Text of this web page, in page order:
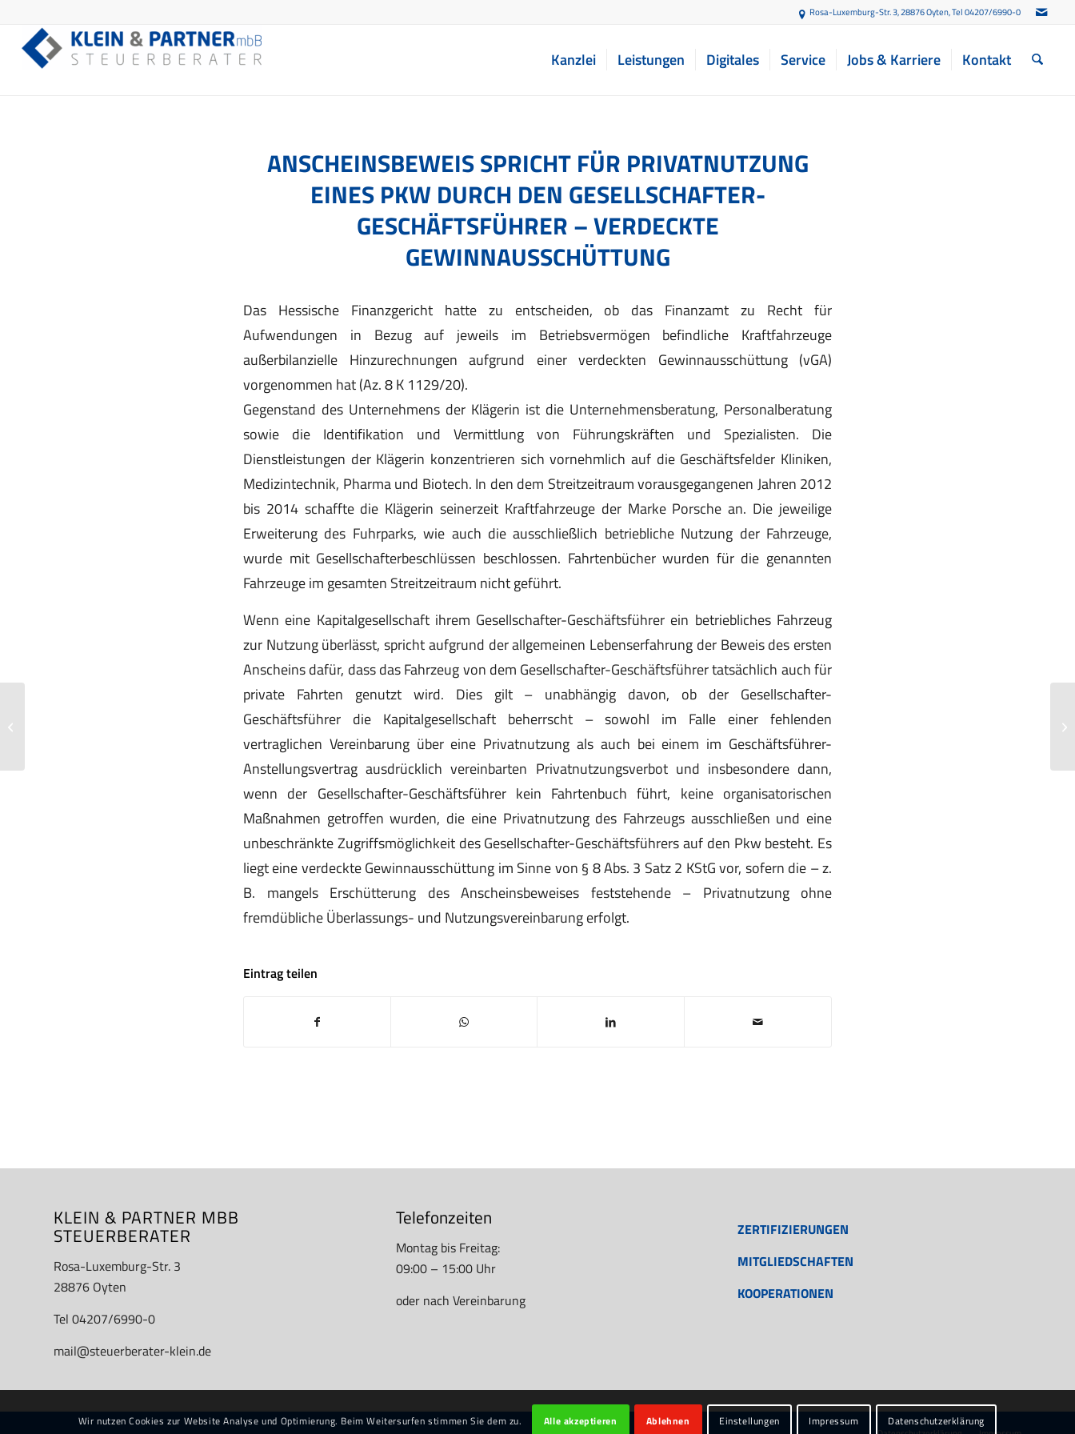
Rosa-Luxemburg-Str. 3, 28876 Oyten, Tel 04207/6990-0
Kanzlei Leistungen Digitales Service Jobs & Karriere Kontakt
ANSCHEINSBEWEIS SPRICHT FÜR PRIVATNUTZUNG
EINES PKW DURCH DEN GESELLSCHAFTER-
GESCHÄFTSFÜHRER – VERDECKTE
GEWINNAUSSCHÜTTUNG
Das Hessische Finanzgericht hatte zu entscheiden, ob das Finanzamt zu Recht für
Aufwendungen in Bezug auf jeweils im Betriebsvermögen befindliche Kraftfahrzeuge
außerbilanzielle Hinzurechnungen aufgrund einer verdeckten Gewinnausschüttung (vGA)
vorgenommen hat (Az. 8 K 1129/20).
Gegenstand des Unternehmens der Klägerin ist die Unternehmensberatung, Personalberatung
sowie die Identifikation und Vermittlung von Führungskräften und Spezialisten. Die
Dienstleistungen der Klägerin konzentrieren sich vornehmlich auf die Geschäftsfelder Kliniken,
Medizintechnik, Pharma und Biotech. In den dem Streitzeitraum vorausgegangenen Jahren 2012
bis 2014 schaffte die Klägerin seinerzeit Kraftfahrzeuge der Marke Porsche an. Die jeweilige
Erweiterung des Fuhrparks, wie auch die ausschließlich betriebliche Nutzung der Fahrzeuge,
wurde mit Gesellschafterbeschlüssen beschlossen. Fahrtenbücher wurden für die genannten
Fahrzeuge im gesamten Streitzeitraum nicht geführt.
Wenn eine Kapitalgesellschaft ihrem Gesellschafter-Geschäftsführer ein betriebliches Fahrzeug
zur Nutzung überlässt, spricht aufgrund der allgemeinen Lebenserfahrung der Beweis des ersten
Anscheins dafür, dass das Fahrzeug von dem Gesellschafter-Geschäftsführer tatsächlich auch für
private Fahrten genutzt wird. Dies gilt – unabhängig davon, ob der Gesellschafter-
Geschäftsführer die Kapitalgesellschaft beherrscht – sowohl im Falle einer fehlenden
vertraglichen Vereinbarung über eine Privatnutzung als auch bei einem im Geschäftsführer-
Anstellungsvertrag ausdrücklich vereinbarten Privatnutzungsverbot und insbesondere dann,
wenn der Gesellschafter-Geschäftsführer kein Fahrtenbuch führt, keine organisatorischen
Maßnahmen getroffen wurden, die eine Privatnutzung des Fahrzeugs ausschließen und eine
unbeschränkte Zugriffsmöglichkeit des Gesellschafter-Geschäftsführers auf den Pkw besteht. Es
liegt eine verdeckte Gewinnausschüttung im Sinne von § 8 Abs. 3 Satz 2 KStG vor, sofern die – z.
B. mangels Erschütterung des Anscheinsbeweises feststehende – Privatnutzung ohne
fremdübliche Überlassungs- und Nutzungsvereinbarung erfolgt.
Eintrag teilen
KLEIN & PARTNER MBB
STEUERBERATER
Rosa-Luxemburg-Str. 3
28876 Oyten
Tel 04207/6990-0
mail@steuerberater-klein.de
Telefonzeiten
Montag bis Freitag:
09:00 – 15:00 Uhr
oder nach Vereinbarung
ZERTIFIZIERUNGEN
MITGLIEDSCHAFTEN
KOOPERATIONEN
Wir nutzen Cookies zur Website Analyse und Optimierung. Beim Weitersurfen stimmen Sie dem zu. Alle akzeptieren Ablehnen Einstellungen Impressum Datenschutzerklärung